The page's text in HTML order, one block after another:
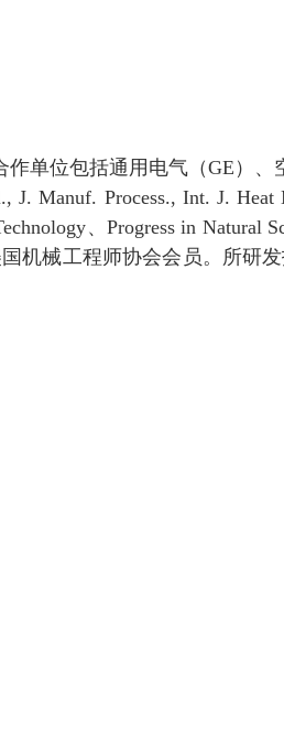
单位包括通用电气（GE ）、
J. Manuf. Process., Int. J.
、Progress in Natural
机械工程师协会会员。所研